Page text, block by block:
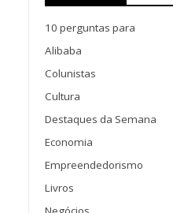
10 perguntas para
Alibaba
Colunistas
Cultura
Destaques da Semana
Economia
Empreendedorismo
Livros